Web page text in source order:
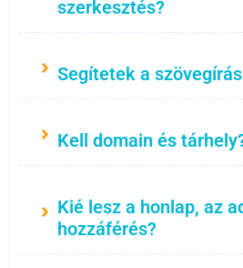
szerkesztés?
Segítetek a
Kell domain és
Kié lesz a honlap, az
hozzáférés?